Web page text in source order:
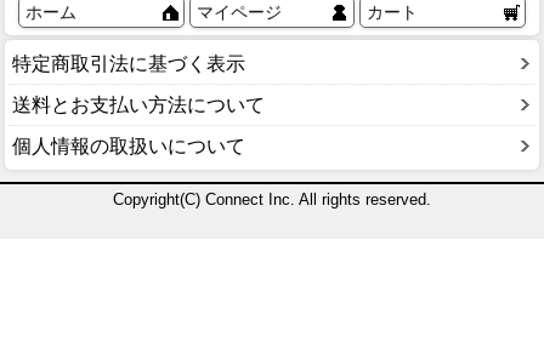
ホーム マイページ カート
特定商取引法に基づく表示
送料とお支払い方法について
個人情報の取扱いについて
Copyright(C) Connect Inc. All rights reserved.